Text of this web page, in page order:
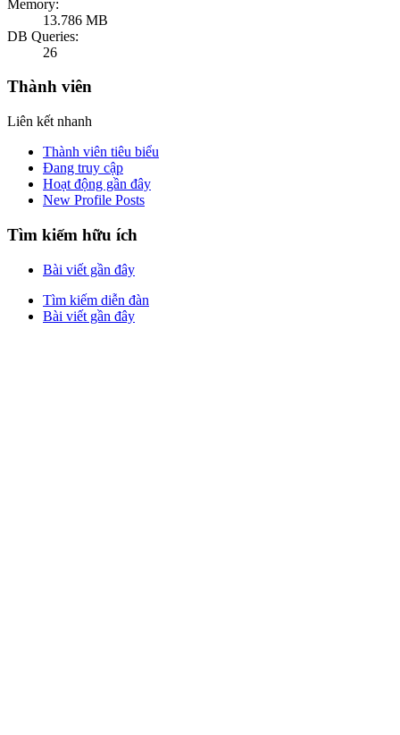
Memory:
13.786 MB
DB Queries:
26
Thành viên
Liên kết nhanh
Thành viên tiêu biểu
Đang truy cập
Hoạt động gần đây
New Profile Posts
Tìm kiếm hữu ích
Bài viết gần đây
Tìm kiếm diễn đàn
Bài viết gần đây